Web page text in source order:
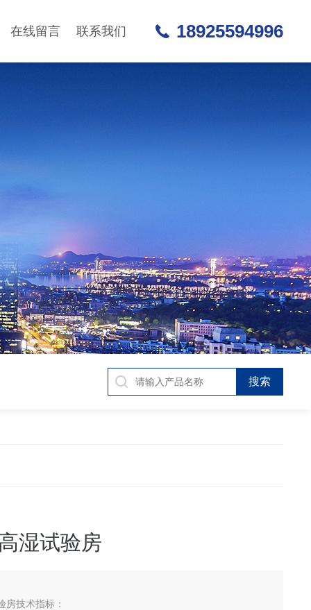
在线留言 联系我们 18925594996
湿试验房
房技术指标：